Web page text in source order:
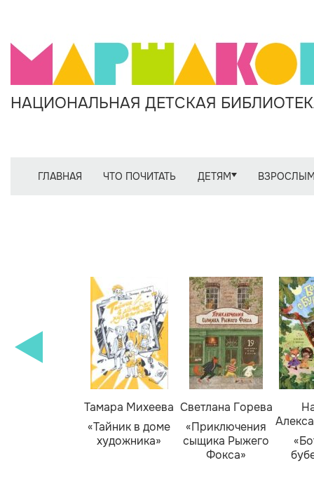
НАЦИОНАЛЬНАЯ ДЕТСКАЯ
ГЛАВНАЯ ЧТО ПОЧИТАТЬ ДЕТЯМ
Тамара Михеева
«Тайник в доме
художника»
Светлана Горева
«Приключения
сыщика Рыжего
Фокса»